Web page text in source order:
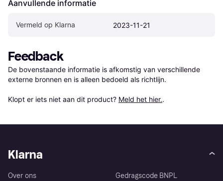
Aanvullende informatie
Vermeld op Klarna 2023-11-21
Feedback
De bovenstaande informatie is afkomstig van verschillende
externe bronnen en is alleen bedoeld als richtlijn.
Klopt er iets niet aan dit product? Meld het hier..
Klarna
Over ons
Gedragscode BNPL